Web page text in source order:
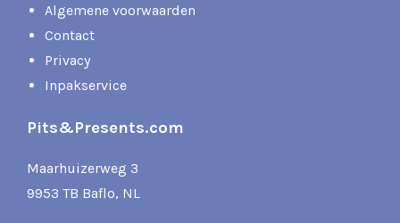
Algemene voorwaarden
Contact
Privacy
Inpakservice
Pits&Presents.com
Maarhuizerweg 3
9953 TB Baflo, NL